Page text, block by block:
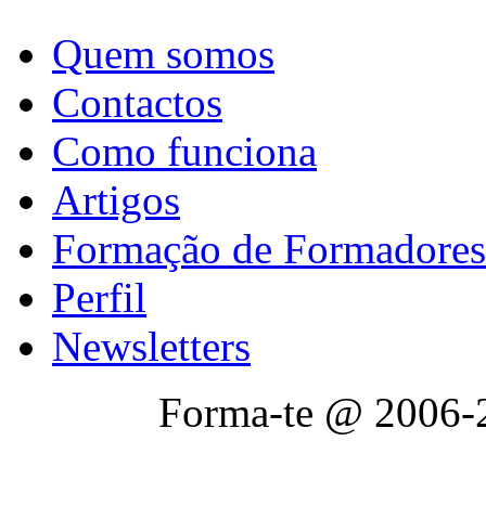
Quem somos
Contactos
Como funciona
Artigos
Formação de Formadores
Perfil
Newsletters
Forma-te @